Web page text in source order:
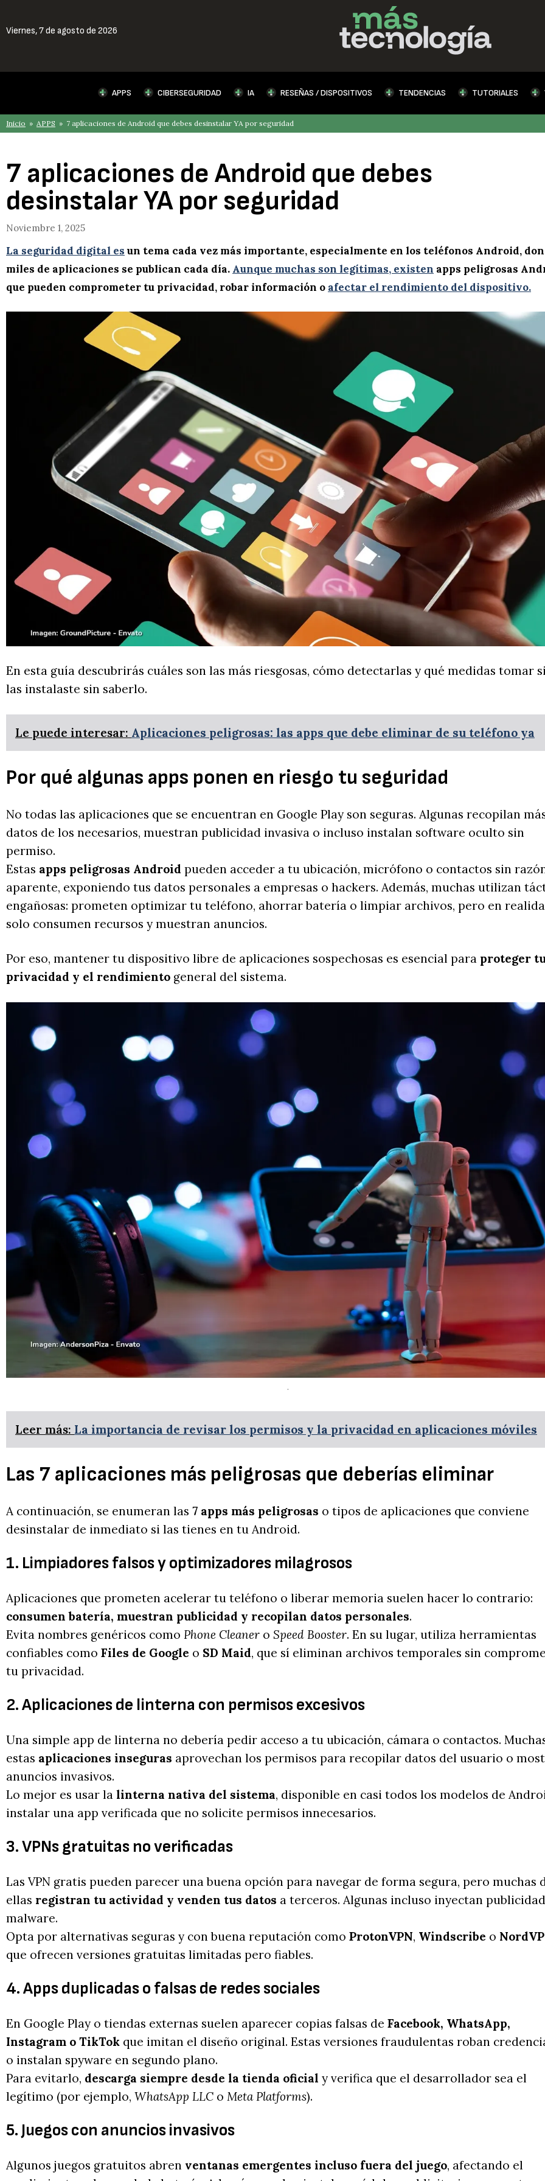
Viernes,7 de agosto de 2026
APPS CIBERSEGURIDAD IA RESEÑAS / DISPOSITIVOS TENDENCIAS TUTORIALES
Inicio » APPS » 7 aplicaciones de Android que debes desinstalar YA por seguridad
7 aplicaciones de Android que debes
desinstalar YA por seguridad
Noviembre 1, 2025
La seguridad digital esun tema cada vez más importante, especialmente en los teléfonos Android,
miles de aplicaciones se publican cada día. Aunque muchas son legítimas, existen apps peligrosas
que pueden comprometer tu privacidad, robar información o afectar el rendimiento del dispositivo.
En esta guía descubrirás cuáles son las más riesgosas, cómo detectarlas y qué medidas tomar
las instalaste sin saberlo.
Le puede interesar: Aplicaciones peligrosas: las apps que debe eliminar de su teléfono ya
Por qué algunas apps ponen en riesgo tu seguridad
No todas las aplicaciones que se encuentran en Google Play son seguras. Algunas recopilan
datos de los necesarios, muestran publicidad invasiva o incluso instalan software oculto sin
permiso.
Estas apps peligrosas Android pueden acceder a tu ubicación, micrófono o contactos sin
aparente, exponiendo tus datos personales a empresas o hackers. Además, muchas utilizan
engañosas: prometen optimizar tu teléfono, ahorrar batería o limpiar archivos, pero en
solo consumen recursos y muestran anuncios.
Por eso, mantener tu dispositivo libre de aplicaciones sospechosas es esencial para proteger
privacidad y el rendimiento general del sistema.
.
Leer más: La importancia de revisar los permisos y la privacidad en aplicaciones móviles
Las 7 aplicaciones más peligrosas que deberías eliminar
A continuación, se enumeran las 7 apps más peligrosas o tipos de aplicaciones que conviene
desinstalar de inmediato si las tienes en tu Android.
1. Limpiadores falsos y optimizadores milagrosos
Aplicaciones que prometen acelerar tu teléfono o liberar memoria suelen hacer lo contrario:
consumen batería, muestran publicidad y recopilan datos personales.
Evita nombres genéricos como Phone Cleaner o Speed Booster. En su lugar, utiliza herramientas
confiables como Files de Google o SD Maid, que sí eliminan archivos temporales sin
tu privacidad.
2. Aplicaciones de linterna con permisos excesivos
Una simple app de linterna no debería pedir acceso a tu ubicación, cámara o contactos.
estas aplicaciones inseguras aprovechan los permisos para recopilar datos del usuario o
anuncios invasivos.
Lo mejor es usar la linterna nativa del sistema, disponible en casi todos los modelos de
instalar una app verificada que no solicite permisos innecesarios.
3. VPNs gratuitas no verificadas
Las VPN gratis pueden parecer una buena opción para navegar de forma segura, pero muchas
ellas registran tu actividad y venden tus datos a terceros. Algunas incluso inyectan
malware.
Opta por alternativas seguras y con buena reputación como ProtonVPN, Windscribe o
que ofrecen versiones gratuitas limitadas pero fiables.
4. Apps duplicadas o falsas de redes sociales
En Google Play o tiendas externas suelen aparecer copias falsas de Facebook, WhatsApp,
Instagram o TikTok que imitan el diseño original. Estas versiones fraudulentas roban
o instalan spyware en segundo plano.
Para evitarlo, descarga siempre desde la tienda oficial y verifica que el desarrollador sea el
legítimo (por ejemplo, WhatsApp LLC o Meta Platforms).
5. Juegos con anuncios invasivos
Algunos juegos gratuitos abren ventanas emergentes incluso fuera del juego, afectando el